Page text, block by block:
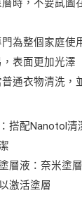
時，不要試圖
為整個家庭使
表面更加光澤
通衣物清洗，
搭配Nanotol清
層液： 奈米塗
激活塗層